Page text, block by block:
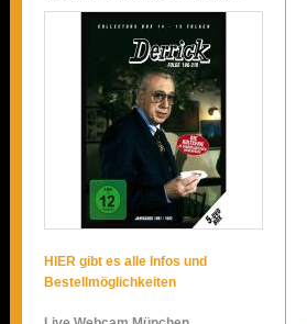
HIER gibt es alle Infos und
Bestellmöglichkeiten